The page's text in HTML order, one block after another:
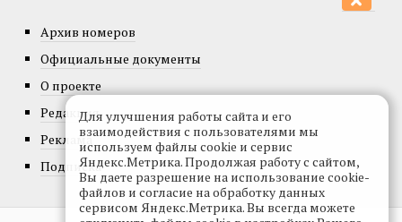
Архив номеров
Официальные документы
О проекте
Редакция
Реклама
Подписка
Для улучшения работы сайта и его
взаимодействия с пользователями мы
используем файлы cookie и сервис
Яндекс.Метрика. Продолжая работу с сайтом,
Вы даете разрешение на использование cookie-
файлов и согласие на обработку данных
сервисом Яндекс.Метрика. Вы всегда можете